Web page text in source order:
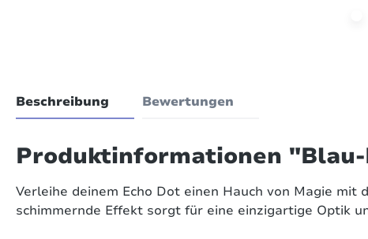
Beschreibung Bewertungen
Produktinformationen
Verleihe deinem Echo Dot einen Hauch von Magie
schimmernde Effekt sorgt für eine einzigartige Optik